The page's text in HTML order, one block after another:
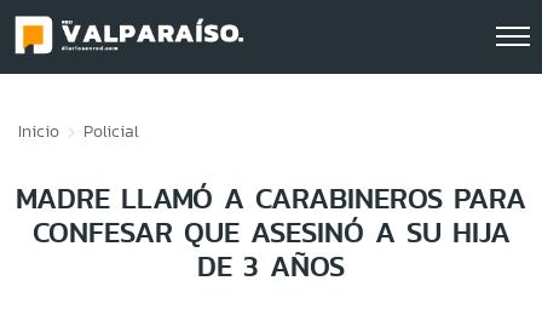
Inicio Policial
MADRE LLAMÓ A CARABINEROS PARA
CONFESAR QUE ASESINÓ A SU HIJA
DE 3 AÑOS